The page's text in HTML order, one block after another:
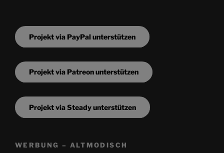
Projekt via PayPal unterstützen
Projekt via Patreon unterstützen
Projekt via Steady unterstützen
WERBUNG – ALTMODISCH